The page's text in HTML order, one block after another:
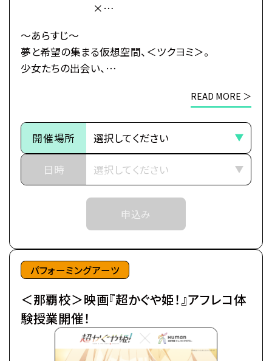
・公式HP：https://www.cho-kaguyahime.com/
×
☆★－－－－－－－－－－－－－★☆
●注意事項
※各体験授業には定員に限りがございます。
そのため、ご予約状況により、
抽選等の対応をさせていただく場合がございます。
※当日ご参加いただける方には校舎の職員より
予約確定のご連絡をいたします。
それまでは予約完了しておりませんので
予めご了承ください。
※中学生以上の方が対象となります。
～あらすじ～
夢と希望の集まる仮想空間、＜ツクヨミ＞。
少女たちの出会い、
都内の進学校に通う17歳の女子高生・酒寄彩葉は、
バイトと学業の両立に励む超絶多忙な日々を送って
いた。
日々の癒やしは、インターネット上の仮想空間＜ツク
ヨミ＞の管理人兼大人気ライバー(配信者)・月見ヤ
チヨの配信を見ること。
自分の分身を作り誰もが自由に創作活動を行う＜ツ
クヨミ＞で、彩葉はヤチヨの推し活をしつつ、バトルゲ
ームで細々とお小遣い稼ぎをしていた。
そんなある日の帰り道、彩葉は七色に光り輝くゲーミ
ング電柱を見つける。
中から出てきたのは、なんとも可愛らしい赤ちゃん。
放っておけず連れ帰ると、赤ちゃんはみるみるうちに
READ MORE ＞
開催場所
日時
申込み
パフォーミングアーツ
＜那覇校＞映画『超かぐや姫！』アフレコ体
験授業開催！